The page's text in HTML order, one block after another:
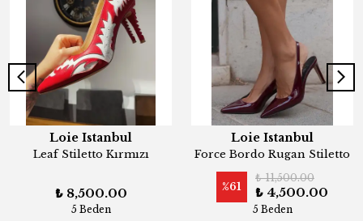
Loie Istanbul
Leaf Stiletto Kırmızı
₺ 8,500.00
5 Beden
Loie Istanbul
Force Bordo Rugan Stiletto
%61
₺ 11,500.00
₺ 4,500.00
5 Beden